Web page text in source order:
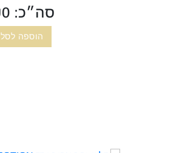
שרשרת זהב צהוב‎סה״כ: ₪ 0
הוספה לסל